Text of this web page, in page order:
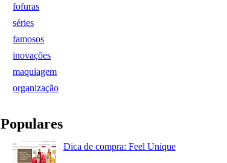
fofuras
séries
famosos
inovações
maquiagem
organização
Populares
Dica de compra: Feel Unique